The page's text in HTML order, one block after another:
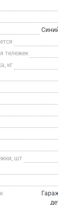
тележек
кг
шт